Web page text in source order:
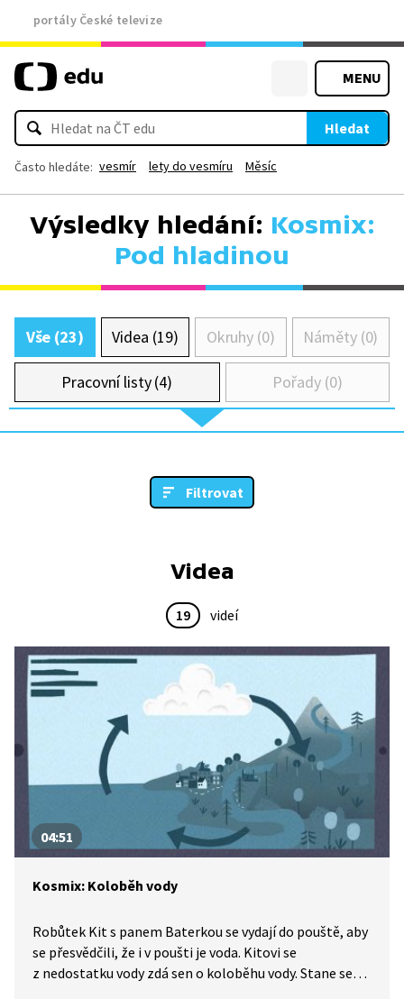
portály České televize
MENU
Hledat
Často hledáte: vesmír lety do vesmíru Měsíc
Výsledky hledání: Kosmix:
Pod hladinou
Vše (23) Videa (19) Okruhy (0) Náměty (0)
Pracovní listy (4) Pořady (0)
Filtrovat
Videa
19 videí
04:51
Kosmix: Koloběh vody
Robůtek Kit s panem Baterkou se vydají do pouště, aby
se přesvědčili, že i v poušti je voda. Kitovi se
z nedostatku vody zdá sen o koloběhu vody. Stane se